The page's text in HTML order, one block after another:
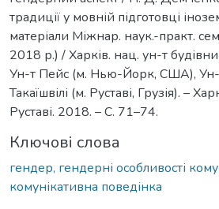
традиції у мовній підготовці
матеріали Міжнар. наук.-практ.
2018 р.) / Харків. нац. ун-т
Ун-т Пейс (м. Нью-Йорк, США), Ун-
Такаїшвілі (м. Руставі, Грузія). –
Руставі. 2018. – С. 71–74.
Ключові слова
гендер, гендерні особливості
комунікативна поведінка